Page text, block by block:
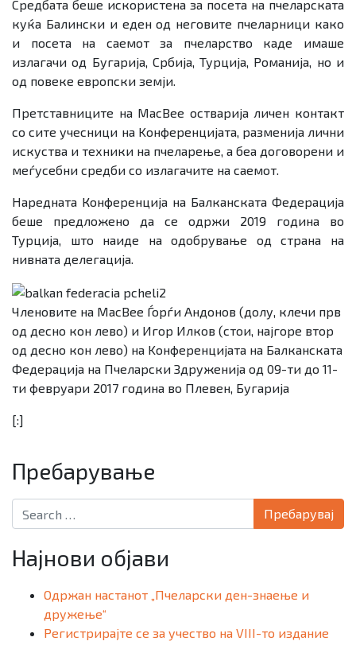
Средбата беше искористена за посета на пчеларската
куќа Балински и еден од неговите пчеларници како
и посета на саемот за пчеларство каде имаше
излагачи од Бугарија, Србија, Турција, Романија, но и
од повеке европски земји.
Претставниците на MacBee остварија личен контакт
со сите учесници на Kонференцијата, разменија лични
искуства и техники на пчеларење, а беа договорени и
меѓусебни средби со излагачите на саемот.
Наредната Конференција на Балканската Федерација
беше предложено да се одржи 2019 година во
Турција, што наиде на одобрување од страна на
нивната делегација.
Членовите на MacBee Ѓорѓи Андонов (долу, клечи прв
од десно кон лево) и Игор Илков (стои, најгоре втор
од десно кон лево) на Kонференцијата на Балканската
Федерација на Пчеларски Здруженија од 09-ти до 11-
ти февруари 2017 година во Плевен, Бугарија
[:]
Пребарување
Search for:
Најнови објави
Одржан настанот „Пчеларски ден-знаење и
дружење“
Регистрирајте се за учество на VIII-то издание